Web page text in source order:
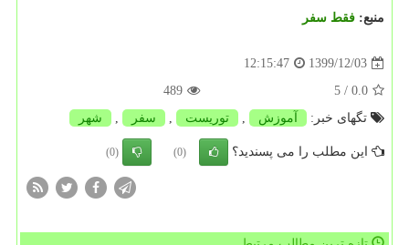
منبع: فقط سفر
1399/12/03
12:15:47
0.0
/ 5
489
تگهای خبر:
آموزش , توریست , سفر , شهر
این مطلب را می پسندید؟ (0)
(0)